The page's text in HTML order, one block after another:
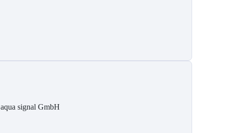
aqua signal GmbH